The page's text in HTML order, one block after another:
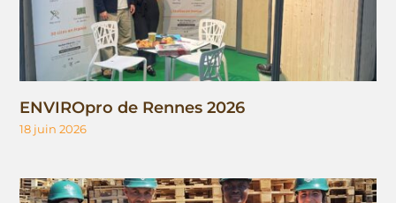
ENVIROpro de Rennes 2026
18 juin 2026